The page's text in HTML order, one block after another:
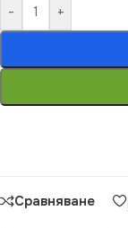
- +
Сравняване